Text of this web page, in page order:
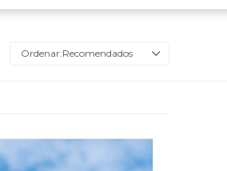
Recomendados